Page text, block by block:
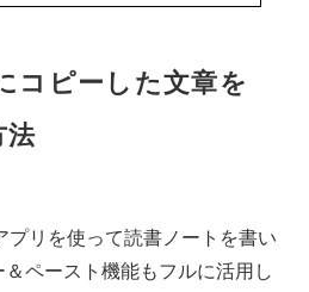
コピーした文章を
法
プリを使って読書ノートを書い
ペースト機能もフルに活用し